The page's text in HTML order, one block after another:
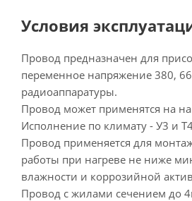
Условия
Провод предназначен для
переменное напряжение 380,
радиоаппаратуры.
Провод может применятся на
Исполнение по климату - У3 и
Провод применяется для
работы при нагреве не ниже
влажности и коррозийной
Провод с жилами сечением до